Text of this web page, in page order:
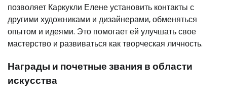
позволяет Каркукли Елене установить контакты с
другими художниками и дизайнерами, обменяться
опытом и идеями. Это помогает ей улучшать свое
мастерство и развиваться как творческая личность.
Награды и почетные звания в области
искусства